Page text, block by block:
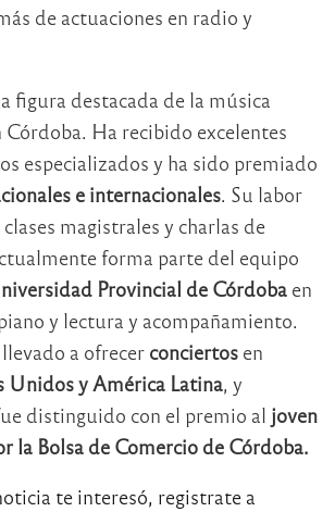
de actuaciones en radio y
figura destacada de la música
Ha recibido excelentes
especializados y ha sido premiado
e internacionales. Su labor
magistrales y charlas de
forma parte del equipo
Provincial de Córdoba en
y lectura y acompañamiento.
a ofrecer conciertos en
Unidos y América Latina, y
distinguido con el premio al joven
la Bolsa de Comercio de Córdoba.
te interesó, registrate a